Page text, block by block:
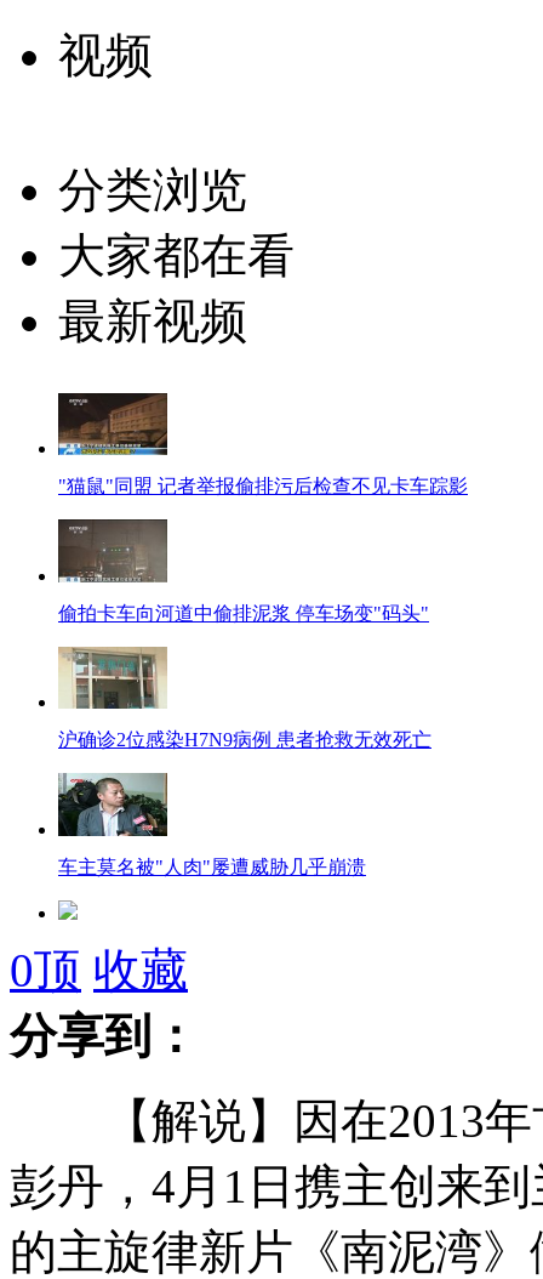
视频
分类浏览
大家都在看
最新视频
"猫鼠"同盟 记者举报偷排污后检查不见卡车踪影
偷拍卡车向河道中偷排泥浆 停车场变"码头"
沪确诊2位感染H7N9病例 患者抢救无效死亡
车主莫名被"人肉"屡遭威胁几乎崩溃
沪出租车司机3月内2次拒载将被取消从业资格
纽约将继续搜寻“9·11”遇难者遗骸
家徒四壁养育弃婴 如今10岁反哺照顾卧床养父
美素丽儿客服称暂无召回计划
0顶 收藏
分享到：
【解说】因在2013年
彭丹，4月1日携主创来
的主旋律新片《南泥湾